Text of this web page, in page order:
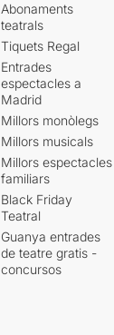
Abonaments
teatrals
Tiquets Regal
Entrades
espectacles a
Madrid
Millors monòlegs
Millors musicals
Millors espectacles
familiars
Black Friday
Teatral
Guanya entrades
de teatre gratis -
concursos